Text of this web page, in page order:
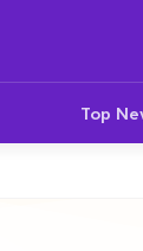
Top